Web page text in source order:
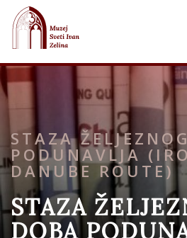
STAZA
PODUNAVLJA
DANUBE ROUTE)
STAZA
DOBA